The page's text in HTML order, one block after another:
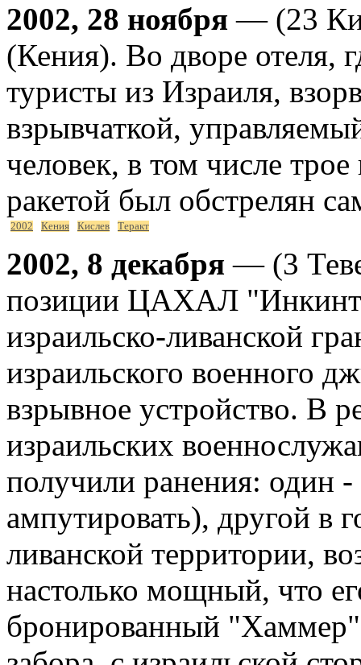
2002, 28 ноября — (23
(Кения). Во дворе отеля,
туристы из Израиля,
взрывчаткой,
человек, в том числе
ракетой был обстрелян
2002 Кения Кислев Теракт
2002, 8 декабря — (3
позиции ЦАХАЛ
израильско-ливанской
израильского военного
взрывное устройство. В
израильских
получили ранения: один
ампутировать), другой в
ливанской территории,
настолько мощный, что
бронированный